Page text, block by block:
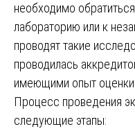
необходимо
лабораторию или к
проводят такие
проводилась
имеющими опыт оценки
Процесс проведения
следующие этапы: